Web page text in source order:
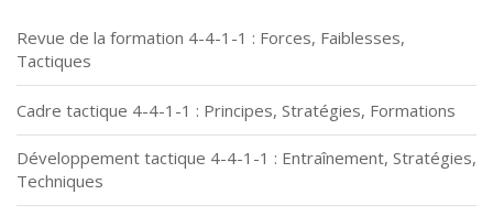
Revue de la formation 4-4-1-1 : Forces, Faiblesses,
Tactiques
Cadre tactique 4-4-1-1 : Principes, Stratégies, Formations
Développement tactique 4-4-1-1 : Entraînement, Stratégies,
Techniques